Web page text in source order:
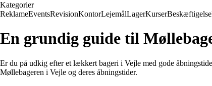
Kategorier
ReklameEventsRevisionKontorLejemålLagerKurserBeskæftigelse
En grundig guide til
Er du på udkig efter et lækkert bageri i Vejle med gode
Møllebageren i Vejle og deres åbningstider.